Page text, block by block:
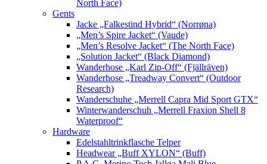
North Face)
Gents
Jacke „Falkestind Hybrid“ (Norrøna)
„Men’s Spire Jacket“ (Vaude)
„Men’s Resolve Jacket“ (The North Face)
„Solution Jacket“ (Black Diamond)
Wanderhose „Karl Zip-Off“ (Fjällräven)
Wanderhose „Treadway Convert“ (Outdoor
Research)
Wanderschuhe „Merrell Capra Mid Sport GTX“
Winterwanderschuh „Merrell Fraxion Shell 8
Waterproof“
Hardware
Edelstahltrinkflasche Telper
Headwear „Buff XYLON“ (Buff)